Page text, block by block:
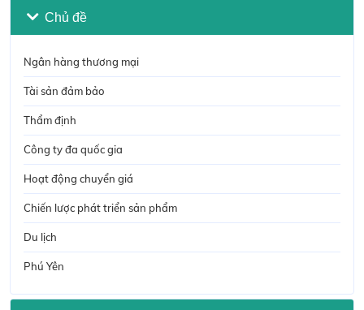
Chủ đề
Ngân hàng thương mại
Tài sản đảm bảo
Thẩm định
Công ty đa quốc gia
Hoạt động chuyển giá
Chiến lược phát triển sản phẩm
Du lịch
Phú Yên